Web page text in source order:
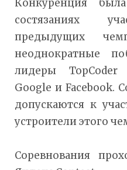
Конкуренция
состязаниях
предыдущих
неоднократные
лидеры TopCoder
Google и Facebook.
допускаются к
устроители этого
Соревнования